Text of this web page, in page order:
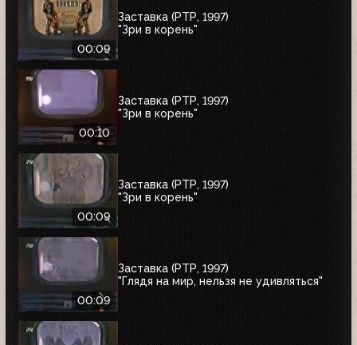
00:09
Заставка (РТР, 1997)
"Зри в корень"
00:10
Заставка (РТР, 1997)
"Зри в корень"
00:09
Заставка (РТР, 1997)
"Зри в корень"
00:09
Заставка (РТР, 1997)
"Глядя на мир, нельзя не удивляться"